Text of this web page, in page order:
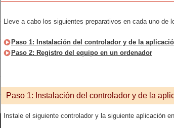
Lleve a cabo los siguientes preparativos en cada uno de
Paso 1: Instalación del controlador y de la
Paso 2: Registro del equipo en un ordenador
Paso 1: Instalación del controlador y de la
Instale el siguiente controlador y la siguiente aplicación